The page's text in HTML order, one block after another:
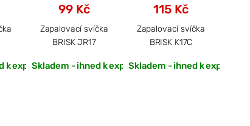
k expedici
99 Kč
Zapalovací svíčka
BRISK JR17
Skladem - ihned k expedici
115 Kč
Zapalovací svíčka
BRISK K17C
Skladem - ihned k expedici